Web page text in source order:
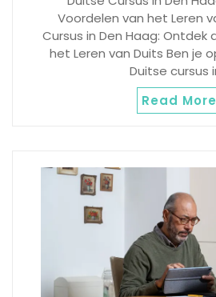
Voordelen van het Leren
Cursus in Den Haag: Ontdek
het Leren van Duits Ben je
Duitse cursus
Read More